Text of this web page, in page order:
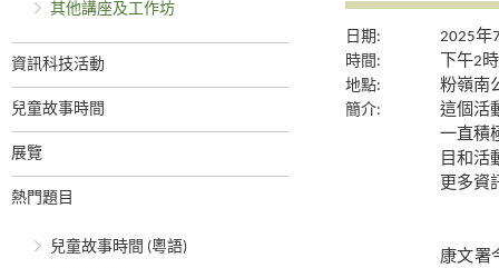
其他講座及工作坊
資訊科技活動
兒童故事時間
展覽
熱門題目
兒童故事時間 (粵語)
日期:
2025年
時間:
下午2
地點:
粉嶺南
簡介:
這個活
一直積
目和活
更多資
康文署